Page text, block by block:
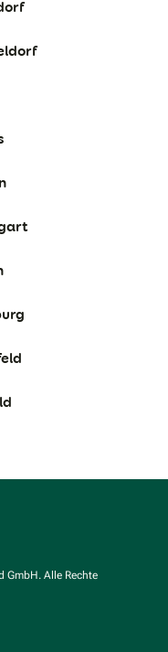
GmbH. Alle Rechte